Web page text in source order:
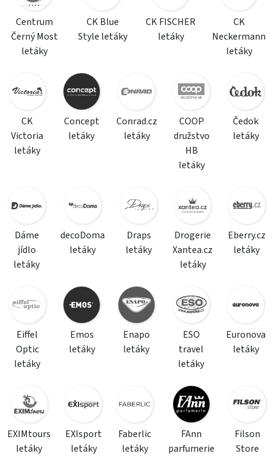
Centrum
Černý Most
letáky
CK Blue
Style letáky
CK FISCHER
letáky
CK
Neckermann
letáky
CK
Victoria
letáky
Concept
letáky
Conrad.cz
letáky
COOP
družstvo
HB
letáky
Čedok
letáky
Dáme
jídlo
letáky
decoDoma
letáky
Draps
letáky
Drogerie
Xantea.cz
letáky
Eberry.cz
letáky
Eiffel
Optic
letáky
Emos
letáky
Enapo
letáky
ESO
travel
letáky
Euronova
letáky
EXIMtours
letáky
EXIsport
letáky
Faberlic
letáky
FAnn
parfumerie
Filson
Store